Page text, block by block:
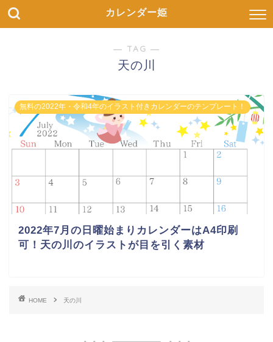
カレンダー姫
― TAG ―
天の川
無料の2022年・令和4年のイラスト付きカレンダーのテンプレート！
2022年7月の日曜始まりカレンダーはA4印刷
可！天の川のイラストが目を引く素材
HOME 天の川